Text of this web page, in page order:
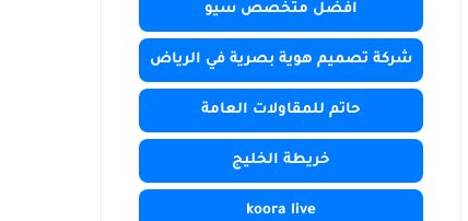
افضل متخصص سيو
شركة تصميم هوية بصرية في الرياض
حاتم للمقاولات العامة
خريطة الخليج
koora live